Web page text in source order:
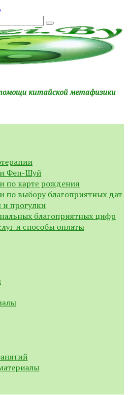
китайской метафизики
Фен-Шуй
по карте рождения
по выбору благоприятных дат
и прогулки
благоприятных цифр
и способы оплаты